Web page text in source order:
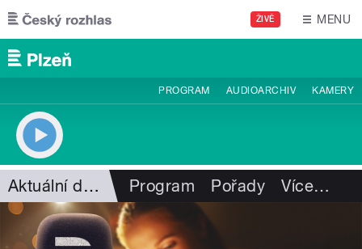
Přejít k hlavnímu obsahu
ŽIVĚ MENU
PROGRAM AUDIOARCHIV KAMERY
Aktuální dění Program Pořady Více…